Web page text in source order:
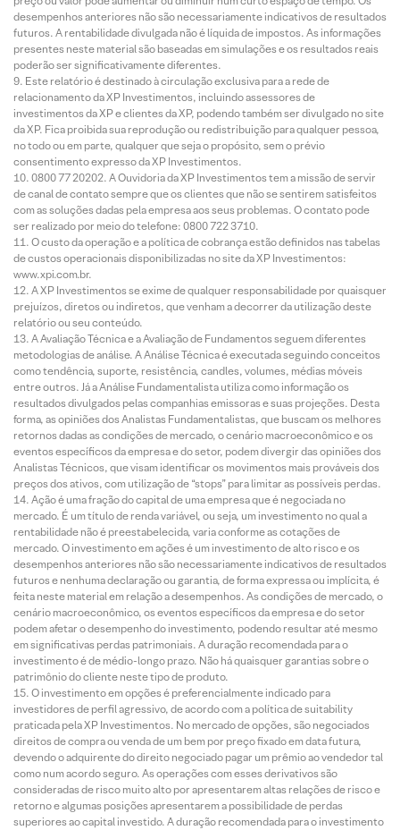
desempenhos anteriores não são necessariamente indicativos de resultados
futuros. A rentabilidade divulgada não é líquida de impostos. As informações
presentes neste material são baseadas em simulações e os resultados reais
poderão ser significativamente diferentes.
Este relatório é destinado à circulação exclusiva para a rede de
relacionamento da XP Investimentos, incluindo assessores de
investimentos da XP e clientes da XP, podendo também ser divulgado no site
da XP. Fica proibida sua reprodução ou redistribuição para qualquer pessoa,
no todo ou em parte, qualquer que seja o propósito, sem o prévio
consentimento expresso da XP Investimentos.
0800 77 20202. A Ouvidoria da XP Investimentos tem a missão de servir
de canal de contato sempre que os clientes que não se sentirem satisfeitos
com as soluções dadas pela empresa aos seus problemas. O contato pode
ser realizado por meio do telefone: 0800 722 3710.
O custo da operação e a política de cobrança estão definidos nas tabelas
de custos operacionais disponibilizadas no site da XP Investimentos:
www.xpi.com.br.
A XP Investimentos se exime de qualquer responsabilidade por quaisquer
prejuízos, diretos ou indiretos, que venham a decorrer da utilização deste
relatório ou seu conteúdo.
A Avaliação Técnica e a Avaliação de Fundamentos seguem diferentes
metodologias de análise. A Análise Técnica é executada seguindo conceitos
como tendência, suporte, resistência, candles, volumes, médias móveis
entre outros. Já a Análise Fundamentalista utiliza como informação os
resultados divulgados pelas companhias emissoras e suas projeções. Desta
forma, as opiniões dos Analistas Fundamentalistas, que buscam os melhores
retornos dadas as condições de mercado, o cenário macroeconômico e os
eventos específicos da empresa e do setor, podem divergir das opiniões dos
Analistas Técnicos, que visam identificar os movimentos mais prováveis dos
preços dos ativos, com utilização de “stops” para limitar as possíveis perdas.
Ação é uma fração do capital de uma empresa que é negociada no
mercado. É um título de renda variável, ou seja, um investimento no qual a
rentabilidade não é preestabelecida, varia conforme as cotações de
mercado. O investimento em ações é um investimento de alto risco e os
desempenhos anteriores não são necessariamente indicativos de resultados
futuros e nenhuma declaração ou garantia, de forma expressa ou implícita, é
feita neste material em relação a desempenhos. As condições de mercado, o
cenário macroeconômico, os eventos específicos da empresa e do setor
podem afetar o desempenho do investimento, podendo resultar até mesmo
em significativas perdas patrimoniais. A duração recomendada para o
investimento é de médio-longo prazo. Não há quaisquer garantias sobre o
patrimônio do cliente neste tipo de produto.
O investimento em opções é preferencialmente indicado para
investidores de perfil agressivo, de acordo com a política de suitability
praticada pela XP Investimentos. No mercado de opções, são negociados
direitos de compra ou venda de um bem por preço fixado em data futura,
devendo o adquirente do direito negociado pagar um prêmio ao vendedor tal
como num acordo seguro. As operações com esses derivativos são
consideradas de risco muito alto por apresentarem altas relações de risco e
retorno e algumas posições apresentarem a possibilidade de perdas
superiores ao capital investido. A duração recomendada para o investimento